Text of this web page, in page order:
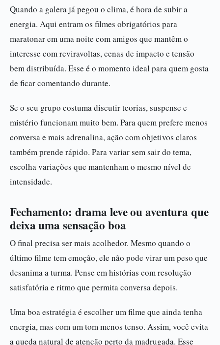
Quando a galera já pegou o clima, é hora de subir a
energia. Aqui entram os filmes obrigatórios para
maratonar em uma noite com amigos que mantêm o
interesse com reviravoltas, cenas de impacto e tensão
bem distribuída. Esse é o momento ideal para quem gosta
de ficar comentando durante.
Se o seu grupo costuma discutir teorias, suspense e
mistério funcionam muito bem. Para quem prefere menos
conversa e mais adrenalina, ação com objetivos claros
também prende rápido. Para variar sem sair do tema,
escolha variações que mantenham o mesmo nível de
intensidade.
Fechamento: drama leve ou aventura que
deixa uma sensação boa
O final precisa ser mais acolhedor. Mesmo quando o
último filme tem emoção, ele não pode virar um peso que
desanima a turma. Pense em histórias com resolução
satisfatória e ritmo que permita conversa depois.
Uma boa estratégia é escolher um filme que ainda tenha
energia, mas com um tom menos tenso. Assim, você evita
a queda natural de atenção perto da madrugada. Esse